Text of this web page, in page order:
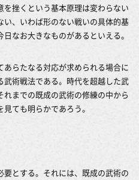
挫くという基本原理は変わらない
、いわば形のない戦いの具体的基
なお大きなものがあるといえる。
あらたなる対応が求められる場合に
術戦法である。時代を超越した武
までの既成の武術の修練の中から
ても明らかであろう。
とする。それには、既成の武術の